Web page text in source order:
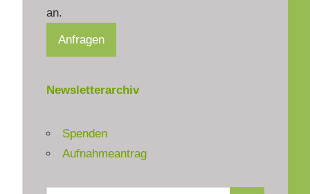
an.
Newsletterarchiv
Spenden
Aufnahmeantrag